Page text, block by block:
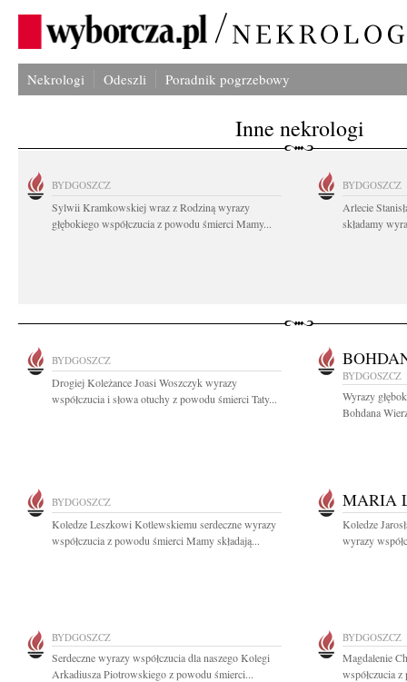
Nekrologi Odeszli Poradnik pogrzebowy
Inne nekrologi
BYDGOSZCZ
Sylwii Kramkowskiej wraz z Rodziną wyrazy
głębokiego współczucia z powodu śmierci Mamy...
BYDGOSZCZ
Arlecie
składamy
BYDGOSZCZ
Drogiej Koleżance Joasi Woszczyk wyrazy
współczucia i słowa otuchy z powodu śmierci Taty...
BYDGOSZCZ
Wyrazy
Bohdana
BYDGOSZCZ
Koledze Leszkowi Kotlewskiemu serdeczne wyrazy
współczucia z powodu śmierci Mamy składają...
MARIA
Koledze
wyrazy
BYDGOSZCZ
Serdeczne wyrazy współczucia dla naszego Kolegi
Arkadiusza Piotrowskiego z powodu śmierci...
BYDGOSZCZ
Magdalenie
współczucia